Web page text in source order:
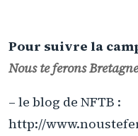
Pour suivre la
Nous te ferons Bretagne
– le blog de NFTB :
http://